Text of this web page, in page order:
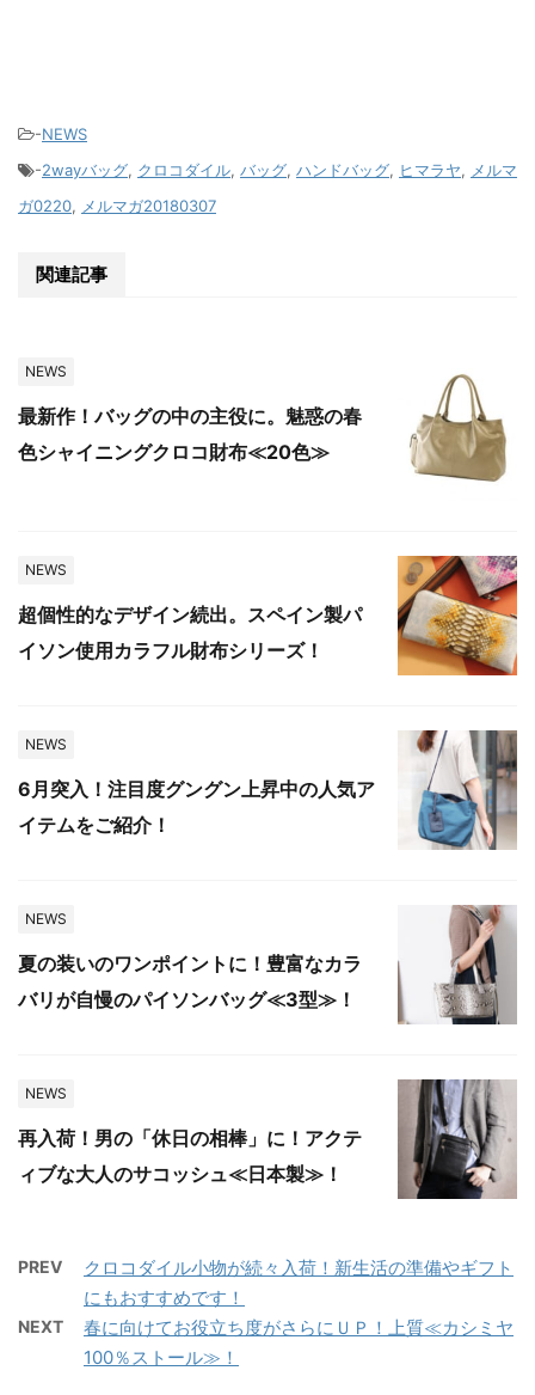
-NEWS
-2wayバッグ, クロコダイル, バッグ, ハンドバッグ, ヒマラヤ, メルマ
ガ0220, メルマガ20180307
関連記事
NEWS
最新作！バッグの中の主役に。魅惑の春
色シャイニングクロコ財布≪20色≫
NEWS
超個性的なデザイン続出。スペイン製パ
イソン使用カラフル財布シリーズ！
NEWS
6月突入！注目度グングン上昇中の人気ア
イテムをご紹介！
NEWS
夏の装いのワンポイントに！豊富なカラ
バリが自慢のパイソンバッグ≪3型≫！
NEWS
再入荷！男の「休日の相棒」に！アクテ
ィブな大人のサコッシュ≪日本製≫！
PREV
クロコダイル小物が続々入荷！新生活の準備やギフト
にもおすすめです！
NEXT
春に向けてお役立ち度がさらにＵＰ！上質≪カシミヤ
100％ストール≫！